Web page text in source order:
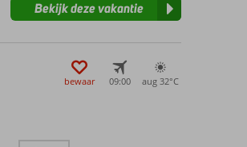
Bekijk deze vakantie
bewaar 09:00 aug 32°C